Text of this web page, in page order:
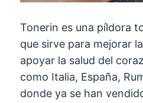
Tonerin es una píldora
que sirve para mejorar
apoyar la salud del
como Italia, España,
donde ya se han